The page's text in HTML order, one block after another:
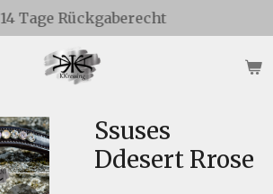
14 Tage Rückgaberecht
Ssuses
Ddesert Rrose